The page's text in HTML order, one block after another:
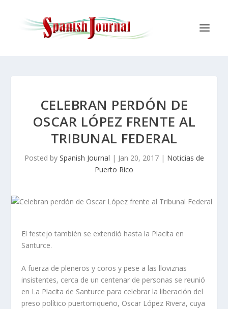
CELEBRAN PERDÓN DE
OSCAR LÓPEZ FRENTE AL
TRIBUNAL FEDERAL
Posted by Spanish Journal | Jan 20, 2017| Noticias de
Puerto Rico
El festejo también se extendió hasta la Placita en
Santurce.
A fuerza de pleneros y coros y pese a las lloviznas
insistentes, cerca de un centenar de personas se reunió
en La Placita de Santurce para celebrar la liberación del
preso político puertorriqueño, Oscar López Rivera, cuya